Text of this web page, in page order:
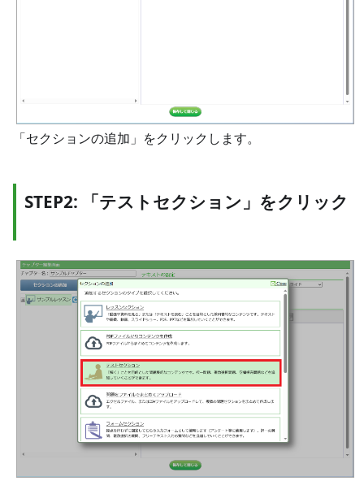
「セクションの追加」をクリックします。
STEP2: 「テストセクション」をクリック